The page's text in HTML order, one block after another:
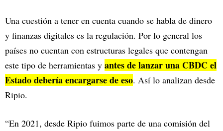
Una cuestión a tener en cuenta cuando se habla de dinero
y finanzas digitales es la regulación. Por lo general los
países no cuentan con estructuras legales que contengan
este tipo de herramientas y antes de lanzar una CBDC el
Estado debería encargarse de eso. Así lo analizan desde
Ripio.
“En 2021, desde Ripio fuimos parte de una comisión del